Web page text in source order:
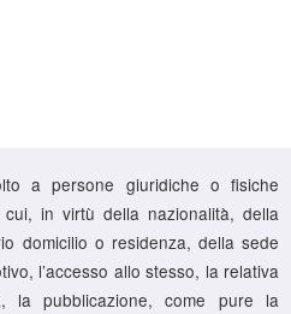
a persone giuridiche o fisiche
in virtù della nazionalità, della
domicilio o residenza, della sede
l’accesso allo stesso, la relativa
la pubblicazione, come pure la